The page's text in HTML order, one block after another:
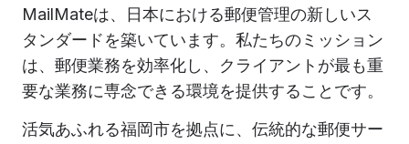
MailMateは、日本における郵便管理の新しいス
タンダードを築いています。私たちのミッション
は、郵便業務を効率化し、クライアントが最も重
要な業務に専念できる環境を提供することです。
活気あふれる福岡市を拠点に、伝統的な郵便サー